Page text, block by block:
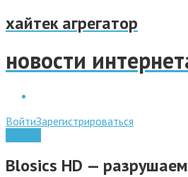
хайтек агрегатор
новости
ВойтиЗарегистрироваться
Blosics HD —